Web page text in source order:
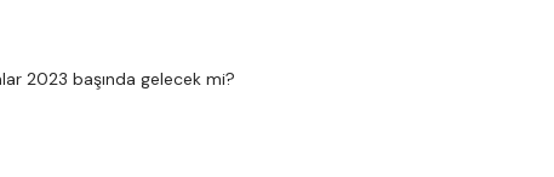
2023 başında gelecek mi?